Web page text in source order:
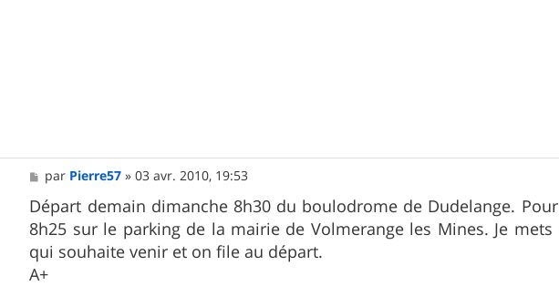
M
e
s
s
a
g
e
par Pierre57 »03 avr. 2010, 19:53
Départ demain dimanche 8h30 du boulodrome de Dudelange.
8h25 sur le parking de la mairie de Volmerange les Mines. Je
qui souhaite venir et on file au départ.
A+